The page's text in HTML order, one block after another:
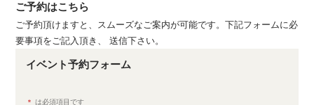
ご予約はこちら
ご予約頂けますと、スムーズなご案内が可能です。下記フォームに必
要事項をご記入頂き、 送信下さい。
イベント予約フォーム
＊ は必須項目です